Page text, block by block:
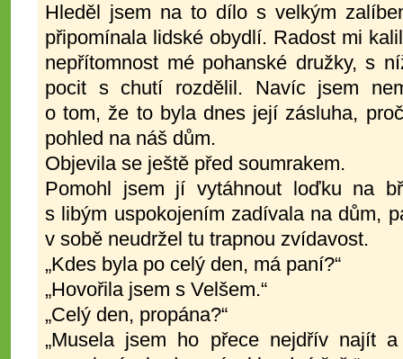
Hleděl jsem na to dílo s velkým
připomínala lidské obydlí. Radost mi
nepřítomnost mé pohanské družky, s
pocit s chutí rozdělil. Navíc jsem
o tom, že to byla dnes její zásluha,
pohled na náš dům.
Objevila se ještě před soumrakem.
Pomohl jsem jí vytáhnout loďku na
s libým uspokojením zadívala na dům,
v sobě neudržel tu trapnou zvídavost.
„Kdes byla po celý den, má paní?“
„Hovořila jsem s Velšem.“
„Celý den, propána?“
„Musela jsem ho přece nejdřív najít